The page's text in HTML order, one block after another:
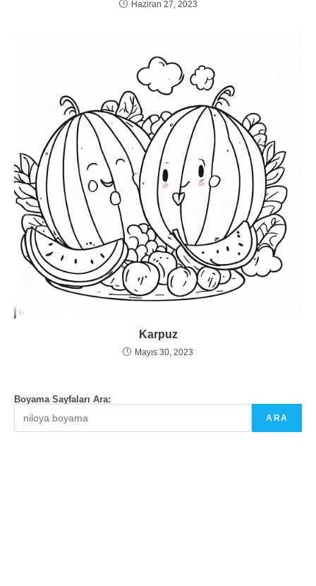
Haziran 27, 2023
Karpuz
Mayıs 30, 2023
Boyama Sayfaları Ara:
ARA